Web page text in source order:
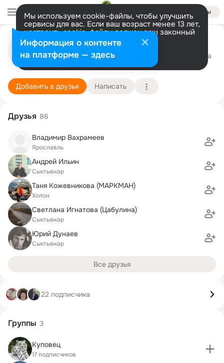
Войти
Мы используем cookie-файлы, чтобы улучшить
сервисы для вас. Если ваш возраст менее 13 лет,
настроить cookie-файлы должен ваш законный
представитель. Больше информации
Разрешить все Настроить
Анатолий Куповец
Сыктывкар 24 февраля (78 лет)
1 школа
Подробнее
Добавить в друзья Написать
Друзья 86
Владимир Вахрамеев
Ярославль
Андрей Ильин
Сыктывкар
Таня Кожевникова (МАРКМАН)
Холон
Светлана Игнатова (Цабулина)
Сыктывкар
Юрий Дунаев
Сыктывкар
Все друзья
22 подписчика
Группы 3
Куповец
17 подписчиков
Информация о контенте
на платформе — здесь